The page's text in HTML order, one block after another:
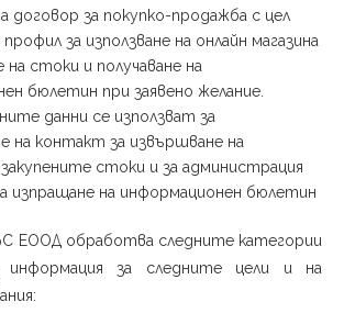
договор за покупко-продажба с цел
за използване на онлайн магазина
на стоки и получаване на
бюлетин при заявено желание.
данни се използват за
на контакт за извършване на
стоки и за администрация
изпращане на информационен бюлетин
ЕООД обработва следните категории
информация за следните цели и на